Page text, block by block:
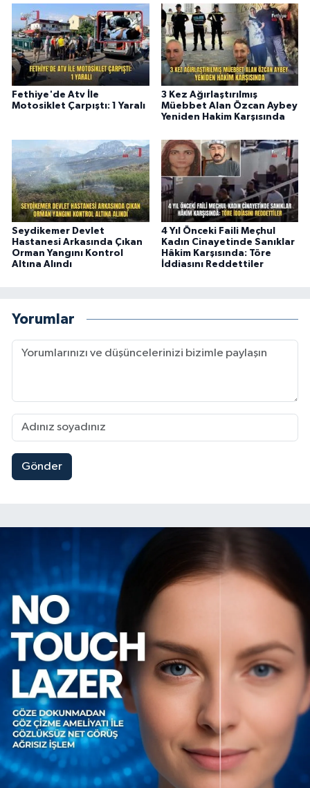
Fethiye'de Atv İle
Motosiklet Çarpıştı: 1 Yaralı
3 Kez Ağırlaştırılmış
Müebbet Alan Özcan Aybey
Yeniden Hakim Karşısında
Seydikemer Devlet
Hastanesi Arkasında Çıkan
Orman Yangını Kontrol
Altına Alındı
4 Yıl Önceki Faili Meçhul
Kadın Cinayetinde Sanıklar
Hâkim Karşısında: Töre
İddiasını Reddettiler
Yorumlar
Gönder